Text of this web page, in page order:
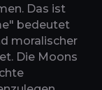
Das ist
bedeutet
moralischer
Die Moons